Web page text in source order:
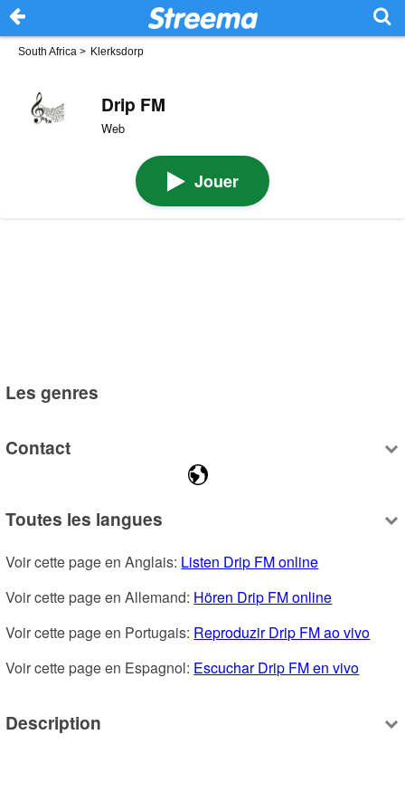
South Africa > Klerksdorp
Drip FM
Web
Jouer
Les genres
Contact
Toutes les langues
Voir cette page en Anglais: Listen Drip FM online
Voir cette page en Allemand: Hören Drip FM online
Voir cette page en Portugais: Reproduzir Drip FM ao vivo
Voir cette page en Espagnol: Escuchar Drip FM en vivo
Description